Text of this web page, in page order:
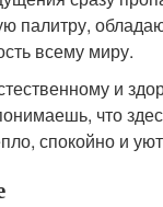
палитру,
всему миру.
и
что
спокойно и